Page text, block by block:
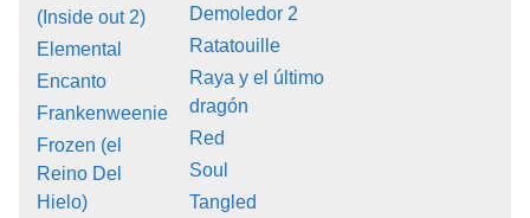
(Inside out 2)
Elemental
Encanto
Frankenweenie
Frozen (el
Reino Del
Hielo)
Demoledor 2
Ratatouille
Raya y el último
dragón
Red
Soul
Tangled